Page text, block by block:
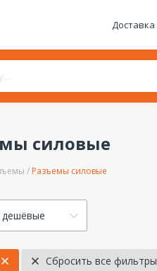
Доставка
силовые
Разъемы силовые
дешёвые
Сбросить все фильтры